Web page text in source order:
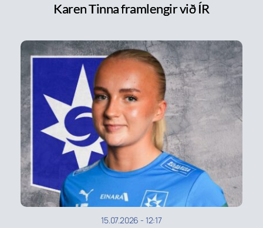
Karen Tinna framlengir við ÍR
15.07.2026 - 12:17